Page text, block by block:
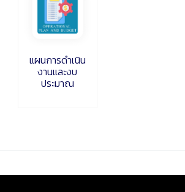
แผนการดำเนิน
งานและงบ
ประมาณ